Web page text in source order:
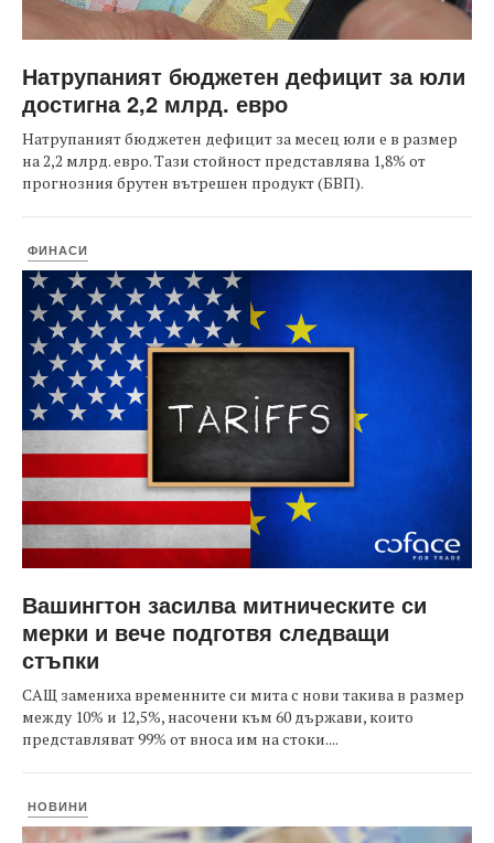
Натрупаният бюджетен дефицит за юли
достигна 2,2 млрд. евро
Натрупаният бюджетен дефицит за месец юли е в размер
на 2,2 млрд. евро. Тази стойност представлява 1,8% от
прогнозния брутен вътрешен продукт (БВП).
ФИНАСИ
Вашингтон засилва митническите си
мерки и вече подготвя следващи
стъпки
САЩ замениха временните си мита с нови такива в размер
между 10% и 12,5%, насочени към 60 държави, които
представляват 99% от вноса им на стоки....
НОВИНИ